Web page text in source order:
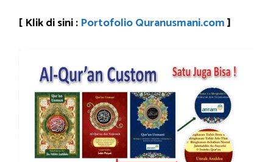
[ Klik di sini : Portofolio Quranusmani.com]